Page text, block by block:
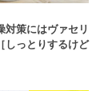
対策にはヴァセリ
しっとりするけど